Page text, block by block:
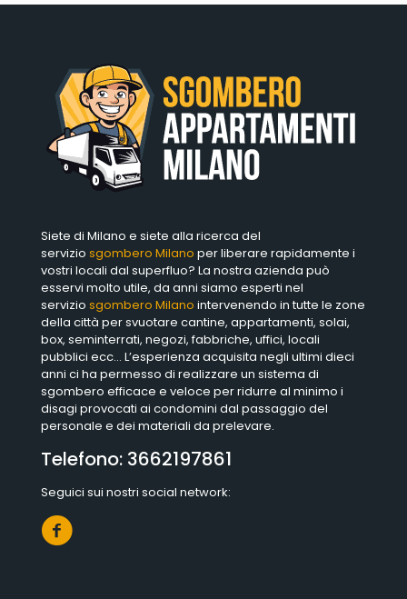
Siete di Milano e siete alla ricerca del
servizio sgombero Milano per liberare rapidamente i
vostri locali dal superfluo? La nostra azienda può
esservi molto utile, da anni siamo esperti nel
servizio sgombero Milano intervenendo in tutte le zone
della città per svuotare cantine, appartamenti, solai,
box, seminterrati, negozi, fabbriche, uffici, locali
pubblici ecc… L’esperienza acquisita negli ultimi dieci
anni ci ha permesso di realizzare un sistema di
sgombero efficace e veloce per ridurre al minimo i
disagi provocati ai condomini dal passaggio del
personale e dei materiali da prelevare.
Telefono: 3662197861
Seguici sui nostri social network: